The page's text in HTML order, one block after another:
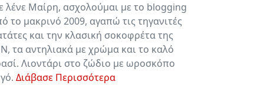
λένε Μαίρη, ασχολούμαι με το blogging
το μακρινό 2009, αγαπώ τις τηγανιτές
και την κλασική σοκοφρέτα της
τα αντηλιακά με χρώμα και το καλό
Λιοντάρι στο ζώδιο με ωροσκόπο
Διάβασε Περισσότερα